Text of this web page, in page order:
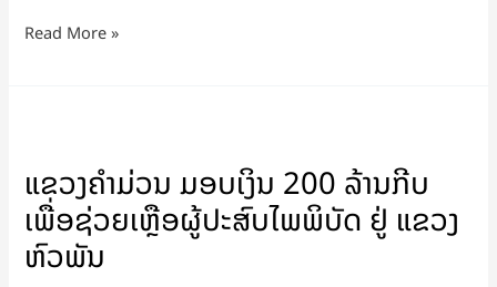
Read More »
ແຂວງຄຳມ່ວນ ມອບເງິນ 200 ລ້ານກີບ
ເພື່ອຊ່ວຍເຫຼືອຜູ້ປະສົບໄພພິບັດ ຢູ່ ແຂວງ
ຫົວພັນ
ມ່ວນ
ມອບ
ເງິນ
200